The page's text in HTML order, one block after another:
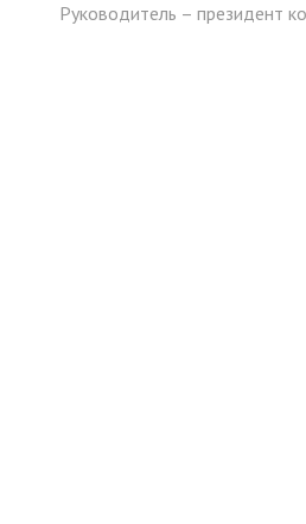
Руководитель – президент